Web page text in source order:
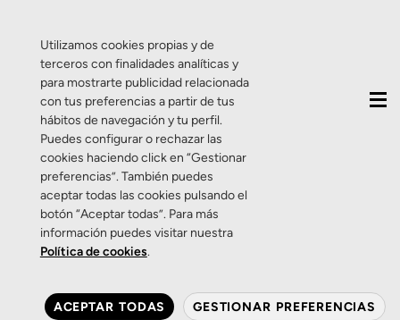
Utilizamos cookies propias y de
terceros con finalidades analíticas y
para mostrarte publicidad relacionada
con tus preferencias a partir de tus
hábitos de navegación y tu perfil.
Puedes configurar o rechazar las
cookies haciendo click en “Gestionar
preferencias”. También puedes
aceptar todas las cookies pulsando el
botón “Aceptar todas”. Para más
información puedes visitar nuestra
Política de cookies.
ACEPTAR TODAS GESTIONAR PREFERENCIAS